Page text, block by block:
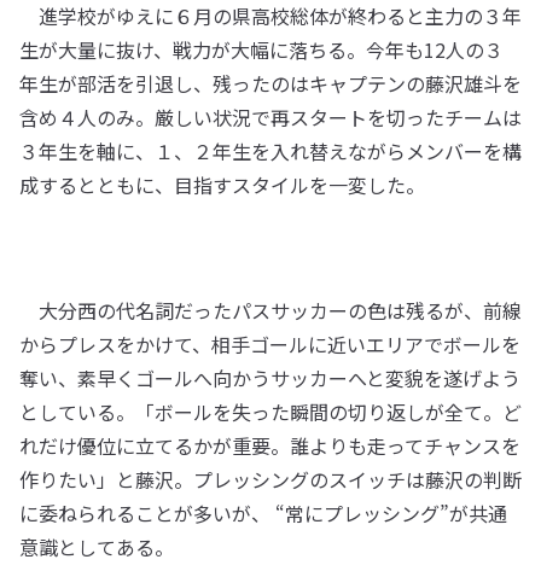
進学校がゆえに６月の県高校総体が終わると主力の３年
生が大量に抜け、戦力が大幅に落ちる。今年も12人の３
年生が部活を引退し、残ったのはキャプテンの藤沢雄斗を
含め４人のみ。厳しい状況で再スタートを切ったチームは
３年生を軸に、１、２年生を入れ替えながらメンバーを構
成するとともに、目指すスタイルを一変した。
大分西の代名詞だったパスサッカーの色は残るが、前線
からプレスをかけて、相手ゴールに近いエリアでボールを
奪い、素早くゴールへ向かうサッカーへと変貌を遂げよう
としている。「ボールを失った瞬間の切り返しが全て。ど
れだけ優位に立てるかが重要。誰よりも走ってチャンスを
作りたい」と藤沢。プレッシングのスイッチは藤沢の判断
に委ねられることが多いが、 “常にプレッシング”が共通
意識としてある。